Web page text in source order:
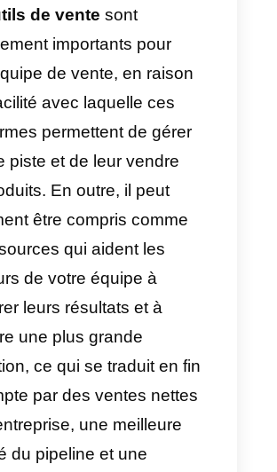
meilleurs outils
de vente
outbound?
Le meilleur outil
pour les ventes
outbound
outils de vente
importants pour
équipe de vente, en raison
facilité avec laquelle ces
permettent de gérer
piste et de leur vendre
En outre, il peut
être compris comme